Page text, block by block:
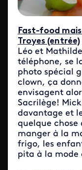
Fast-food
Troyes (entrée)
Léo et
téléphone, se
photo spécial
clown, ça
envisagent
Sacrilège!
davantage et
quelque chose
manger à la
frigo, les
pita à la mode